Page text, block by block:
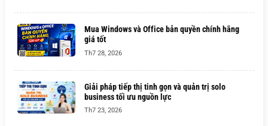
Mua Windows và Office bản quyền chính hãng
giá tốt
Th7 28, 2026
Giải pháp tiếp thị tinh gọn và quản trị solo
business tối ưu nguồn lực
Th7 23, 2026